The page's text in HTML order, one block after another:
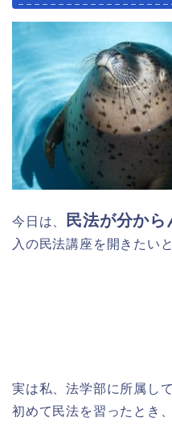
今日は、 民法が分から
入の民法講座を開きたい
実は私、法学部に所属し
初めて民法を習ったとき